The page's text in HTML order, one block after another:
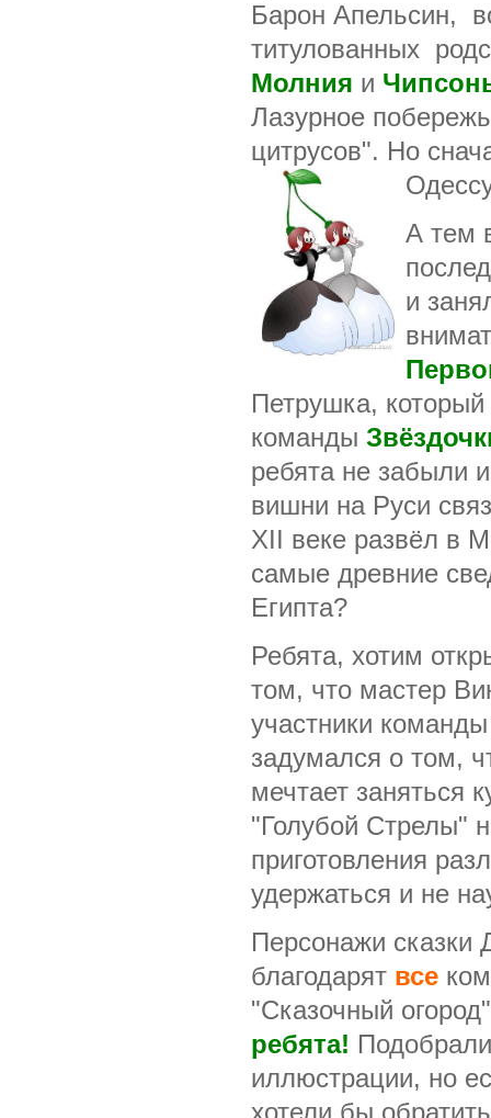
Барон Апельсин,
титулованных
Молния и
Лазурное
цитрусов". Но
А тем
и
Петрушка, который
команды
ребята не забыли
вишни на Руси
XII веке развёл в
самые древние
Египта?
Ребята, хотим
том, что мастер
участники
задумался о том,
мечтает заняться
"Голубой Стрелы"
приготовления
удержаться и не
Персонажи
благодарят все
"Сказочный
ребята!
иллюстрации, но
хотели бы